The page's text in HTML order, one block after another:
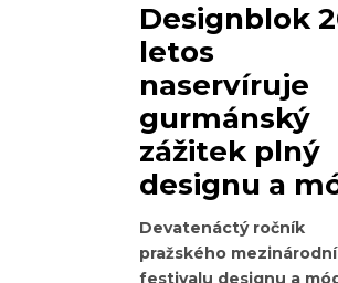
Designblok
letos
naservíruje
gurmánský
zážitek plný
designu a
Devatenáctý ročník
pražského
festivalu designu a